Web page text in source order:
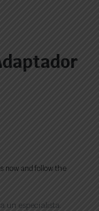
now and follow the
un especialista.